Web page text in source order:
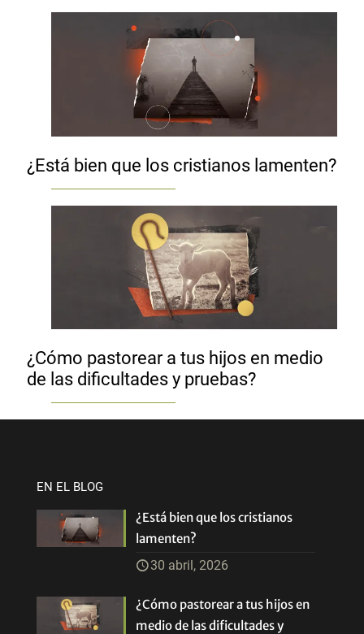
¿Está bien que los cristianos lamenten?
¿Cómo pastorear a tus hijos en medio
de las dificultades y pruebas?
EN EL BLOG
¿Está bien que los cristianos
lamenten?
30 abril, 2026
¿Cómo pastorear a tus hijos en
medio de las dificultades y